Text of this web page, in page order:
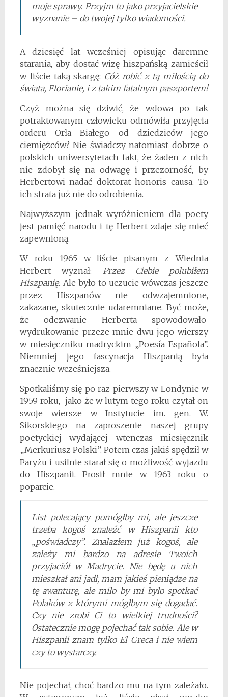
moje sprawy. Przyjm to jako przyjacielskie
wyznanie – do twojej tylko wiadomości.
A dziesięć lat wcześniej opisując daremne
starania, aby dostać wizę hiszpańską zamieścił
w liście taką skargę: Cóż robić z tą miłością do
świata, Florianie, i z takim fatalnym paszportem!
Czyż można się dziwić, że wdowa po tak
potraktowanym człowieku odmówiła przyjęcia
orderu Orła Białego od dziedziców jego
ciemiężców? Nie świadczy natomiast dobrze o
polskich uniwersytetach fakt, że żaden z nich
nie zdobył się na odwagę i przezorność, by
Herbertowi nadać doktorat honoris causa. To
ich strata już nie do odrobienia.
Najwyższym jednak wyróżnieniem dla poety
jest pamięć narodu i tę Herbert zdaje się mieć
zapewnioną.
W roku 1965 w liście pisanym z Wiednia
Herbert wyznał: Przez Ciebie polubiłem
Hiszpanię. Ale było to uczucie wówczas jeszcze
przez Hiszpanów nie odwzajemnione,
zakazane, skutecznie udaremniane. Być może,
że odezwanie Herberta spowodowało
wydrukowanie przeze mnie dwu jego wierszy
w miesięczniku madryckim „Poesía Española”.
Niemniej jego fascynacja Hiszpanią była
znacznie wcześniejsza.
Spotkaliśmy się po raz pierwszy w Londynie w
1959 roku, jako że w lutym tego roku czytał on
swoje wiersze w Instytucie im. gen. W.
Sikorskiego na zaproszenie naszej grupy
poetyckiej wydającej wtenczas miesięcznik
„Merkuriusz Polski”. Potem czas jakiś spędził w
Paryżu i usilnie starał się o możliwość wyjazdu
do Hiszpanii. Prosił mnie w 1963 roku o
poparcie.
List polecający pomógłby mi, ale jeszcze
trzeba kogoś znaleźć w Hiszpanii kto
„poświadczy”. Znalazłem już kogoś, ale
zależy mi bardzo na adresie Twoich
przyjaciół w Madrycie. Nie będę u nich
mieszkał ani jadł, mam jakieś pieniądze na
tę awanturę, ale miło by mi było spotkać
Polaków z którymi mógłbym się dogadać.
Czy nie zrobi Ci to wielkiej trudności?
Ostatecznie mogę pojechać tak sobie. Ale w
Hiszpanii znam tylko El Greca i nie wiem
czy to wystarczy.
Nie pojechał, choć bardzo mu na tym zależało.